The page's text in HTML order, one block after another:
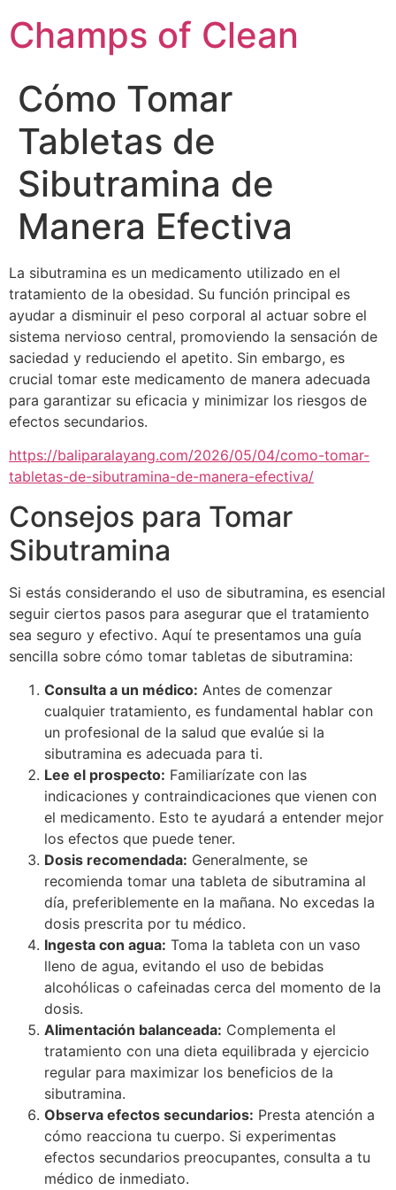
Champs of Clean
Cómo Tomar
Tabletas de
Sibutramina de
Manera Efectiva
La sibutramina es un medicamento utilizado en el
tratamiento de la obesidad. Su función principal es
ayudar a disminuir el peso corporal al actuar sobre el
sistema nervioso central, promoviendo la sensación de
saciedad y reduciendo el apetito. Sin embargo, es
crucial tomar este medicamento de manera adecuada
para garantizar su eficacia y minimizar los riesgos de
efectos secundarios.
https://baliparalayang.com/2026/05/04/como-tomar-
tabletas-de-sibutramina-de-manera-efectiva/
Consejos para Tomar
Sibutramina
Si estás considerando el uso de sibutramina, es esencial
seguir ciertos pasos para asegurar que el tratamiento
sea seguro y efectivo. Aquí te presentamos una guía
sencilla sobre cómo tomar tabletas de sibutramina:
Consulta a un médico: Antes de comenzar
cualquier tratamiento, es fundamental hablar con
un profesional de la salud que evalúe si la
sibutramina es adecuada para ti.
Lee el prospecto: Familiarízate con las
indicaciones y contraindicaciones que vienen con
el medicamento. Esto te ayudará a entender mejor
los efectos que puede tener.
Dosis recomendada: Generalmente, se
recomienda tomar una tableta de sibutramina al
día, preferiblemente en la mañana. No excedas la
dosis prescrita por tu médico.
Ingesta con agua: Toma la tableta con un vaso
lleno de agua, evitando el uso de bebidas
alcohólicas o cafeinadas cerca del momento de la
dosis.
Alimentación balanceada: Complementa el
tratamiento con una dieta equilibrada y ejercicio
regular para maximizar los beneficios de la
sibutramina.
Observa efectos secundarios: Presta atención a
cómo reacciona tu cuerpo. Si experimentas
efectos secundarios preocupantes, consulta a tu
médico de inmediato.